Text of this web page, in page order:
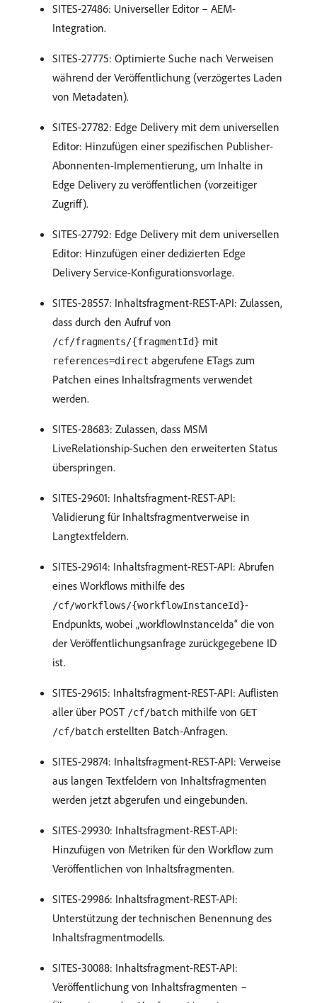
SITES-27486: Universeller Editor – AEM-
Integration.
SITES-27775: Optimierte Suche nach Verweisen
während der Veröffentlichung (verzögertes Laden
von Metadaten).
SITES-27782: Edge Delivery mit dem universellen
Editor: Hinzufügen einer spezifischen Publisher-
Abonnenten-Implementierung, um Inhalte in
Edge Delivery zu veröffentlichen (vorzeitiger
Zugriff).
SITES-27792: Edge Delivery mit dem universellen
Editor: Hinzufügen einer dedizierten Edge
Delivery Service-Konfigurationsvorlage.
SITES-28557: Inhaltsfragment-REST-API: Zulassen,
dass durch den Aufruf von
/cf/fragments/{fragmentId} mit
references=direct abgerufene ETags zum
Patchen eines Inhaltsfragments verwendet
werden.
SITES-28683: Zulassen, dass MSM
LiveRelationship-Suchen den erweiterten Status
überspringen.
SITES-29601: Inhaltsfragment-REST-API:
Validierung für Inhaltsfragmentverweise in
Langtextfeldern.
SITES-29614: Inhaltsfragment-REST-API: Abrufen
eines Workflows mithilfe des
/cf/workflows/{workflowInstanceId}-
Endpunkts, wobei „workflowInstanceIda“ die von
der Veröffentlichungsanfrage zurückgegebene ID
ist.
SITES-29615: Inhaltsfragment-REST-API: Auflisten
aller über POST /cf/batch mithilfe von GET
/cf/batch erstellten Batch-Anfragen.
SITES-29874: Inhaltsfragment-REST-API: Verweise
aus langen Textfeldern von Inhaltsfragmenten
werden jetzt abgerufen und eingebunden.
SITES-29930: Inhaltsfragment-REST-API:
Hinzufügen von Metriken für den Workflow zum
Veröffentlichen von Inhaltsfragmenten.
SITES-29986: Inhaltsfragment-REST-API:
Unterstützung der technischen Benennung des
Inhaltsfragmentmodells.
SITES-30088: Inhaltsfragment-REST-API:
Veröffentlichung von Inhaltsfragmenten –